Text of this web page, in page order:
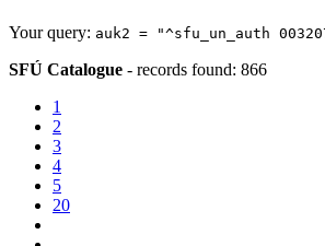
Your query: auk2 = "^sfu_un_auth
SFÚ Catalogue - records found: 866
1
2
3
4
5
20